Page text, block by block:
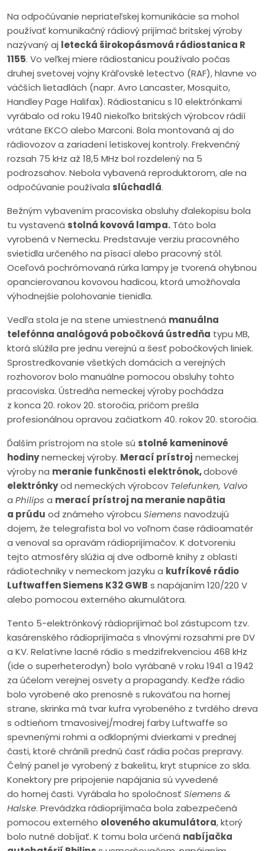
Na odpočúvanie nepriateľskej komunikácie sa mohol
používať komunikačný rádiový prijímač britskej výroby
nazývaný aj letecká širokopásmová rádiostanica R
1155. Vo veľkej miere rádiostanicu používalo počas
druhej svetovej vojny Kráľovské letectvo (RAF), hlavne vo
väčších lietadlách (napr. Avro Lancaster, Mosquito,
Handley Page Halifax). Rádiostanicu s 10 elektrónkami
vyrábalo od roku 1940 niekoľko britských výrobcov rádií
vrátane EKCO alebo Marconi. Bola montovaná aj do
rádiovozov a zariadení letiskovej kontroly. Frekvenčný
rozsah 75 kHz až 18,5 MHz bol rozdelený na 5
podrozsahov. Nebola vybavená reproduktorom, ale na
odpočúvanie používala slúchadlá.
Bežným vybavením pracoviska obsluhy ďalekopisu bola
tu vystavená stolná kovová lampa. Táto bola
vyrobená v Nemecku. Predstavuje verziu pracovného
svietidla určeného na písací alebo pracovný stôl.
Oceľová pochrómovaná rúrka lampy je tvorená ohybnou
opancierovanou kovovou hadicou, ktorá umožňovala
výhodnejšie polohovanie tienidla.
Vedľa stola je na stene umiestnená manuálna
telefónna analógová pobočková ústredňa typu MB,
ktorá slúžila pre jednu verejnú a šesť pobočkových liniek.
Sprostredkovanie všetkých domácich a verejných
rozhovorov bolo manuálne pomocou obsluhy tohto
pracoviska. Ústredňa nemeckej výroby pochádza
z konca 20. rokov 20. storočia, pričom prešla
profesionálnou opravou začiatkom 40. rokov 20. storočia.
Ďalším prístrojom na stole sú stolné kameninové
hodinynemeckej výroby. Merací prístroj nemeckej
výroby na meranie funkčnosti elektrónok,dobové
elektrónkyod nemeckých výrobcov Telefunken, Valvo
a Philips a merací prístroj na meranie napätia
a prúdu od známeho výrobcu Siemens navodzujú
dojem, že telegrafista bol vo voľnom čase rádioamatér
a venoval sa opravám rádioprijímačov. K dotvoreniu
tejto atmosféry slúžia aj dve odborné knihy z oblasti
rádiotechniky v nemeckom jazyku a kufríkové rádio
Luftwaffen Siemens K32 GWB s napájaním 120/220 V
alebo pomocou externého akumulátora.
Tento 5-elektrónkový rádioprijímač bol zástupcom tzv.
kasárenského rádioprijímača s vlnovými rozsahmi pre DV
a KV. Relatívne lacné rádio s medzifrekvenciou 468 kHz
(ide o superheterodyn) bolo vyrábané v roku 1941 a 1942
za účelom verejnej osvety a propagandy. Keďže rádio
bolo vyrobené ako prenosné s rukoväťou na hornej
strane, skrinka má tvar kufra vyrobeného z tvrdého dreva
s odtieňom tmavosivej/modrej farby Luftwaffe so
spevnenými rohmi a odklopnými dvierkami v prednej
časti, ktoré chránili prednú časť rádia počas prepravy.
Čelný panel je vyrobený z bakelitu, kryt stupnice zo skla.
Konektory pre pripojenie napájania sú vyvedené
do hornej časti. Vyrábala ho spoločnosť Siemens &
Halske. Prevádzka rádioprijímača bola zabezpečená
pomocou externého oloveného akumulátora, ktorý
bolo nutné dobíjať. K tomu bola určená nabíjačka